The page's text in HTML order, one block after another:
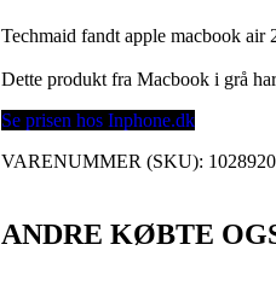
Techmaid fandt apple macbook air
Dette produkt fra Macbook i grå
Se prisen hos Inphone.dk
VARENUMMER (SKU):
ANDRE KØBTE